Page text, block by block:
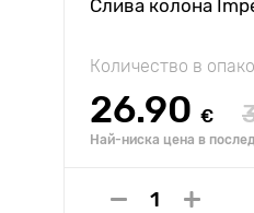
Слива колона
Количество в
26.90 €
Най-ниска цена в